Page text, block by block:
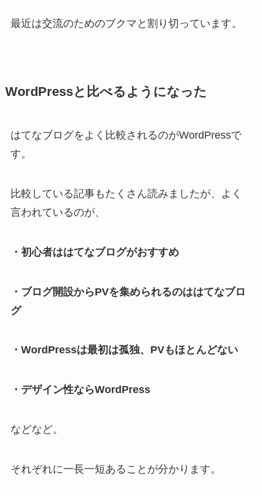
最近は交流のためのブクマと割り切っています。
WordPressと比べるようになった
はてなブログをよく比較されるのがWordPressで
す。
比較している記事もたくさん読みましたが、よく
言われているのが、
・初心者ははてなブログがおすすめ
・ブログ開設からPVを集められるのははてなブロ
グ
・WordPressは最初は孤独、PVもほとんどない
・デザイン性ならWordPress
などなど。
それぞれに一長一短あることが分かります。